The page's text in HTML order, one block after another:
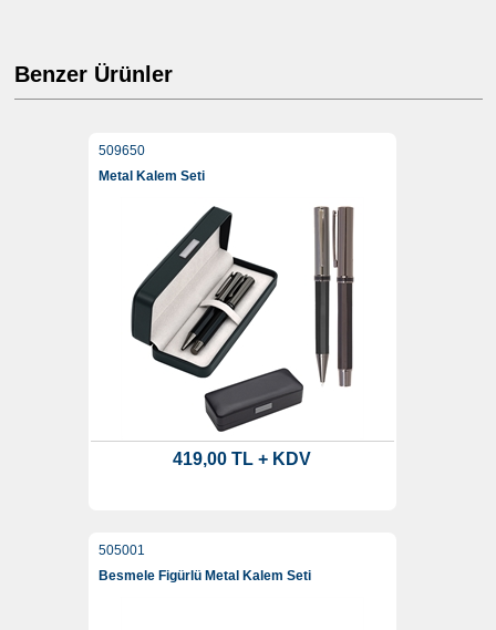
Benzer Ürünler
509650
Metal Kalem Seti
419,00 TL + KDV
505001
Besmele Figürlü Metal Kalem Seti